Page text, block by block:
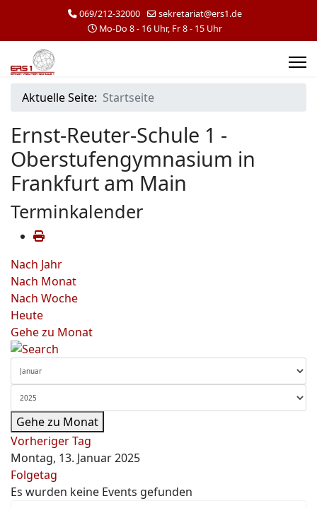
069/212-32000
sekretariat@ers1.de
Mo-Do 8 - 16 Uhr, Fr 8 - 15 Uhr
Aktuelle Seite: Startseite
Ernst-Reuter-Schule 1 -
Oberstufengymnasium in
Frankfurt am Main
Terminkalender
Nach Jahr
Nach Monat
Nach Woche
Heute
Gehe zu Monat
Gehe zu Monat
Vorheriger Tag
Montag, 13. Januar 2025
Folgetag
Es wurden keine Events gefunden